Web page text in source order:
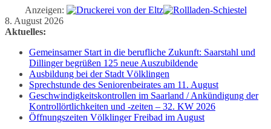
Anzeigen:
Zum
Inhalt
8. August 2026
Aktuelles:
Gemeinsamer Start in die berufliche Zukunft: Saarstahl und
Dillinger begrüßen 125 neue Auszubildende
Ausbildung bei der Stadt Völklingen
Sprechstunde des Seniorenbeirates am 11. August
Geschwindigkeitskontrollen im Saarland / Ankündigung der
Kontrollörtlichkeiten und -zeiten – 32. KW 2026
Öffnungszeiten Völklinger Freibad im August